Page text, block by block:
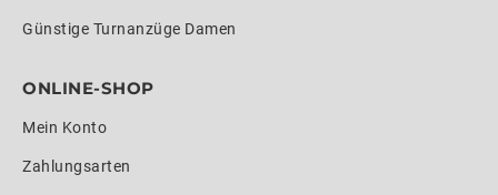
Günstige Turnanzüge Damen
ONLINE-SHOP
Mein Konto
Zahlungsarten